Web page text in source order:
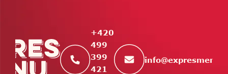
+420
499
399
421
info@